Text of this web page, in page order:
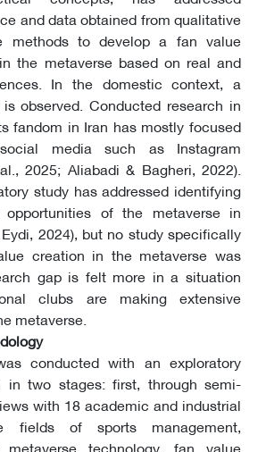
and data obtained from qualitative
methods to develop a fan value
the metaverse based on real and
In the domestic context, a
observed. Conducted research in
fandom in Iran has mostly focused
media such as Instagram
2025; Aliabadi & Bagheri, 2022).
study has addressed identifying
of the metaverse in
2024), but no study specifically
creation in the metaverse was
gap is felt more in a situation
clubs are making extensive
metaverse.
conducted with an exploratory
in two stages: first, through semi-
with 18 academic and industrial
fields of sports management,
technology, fan value